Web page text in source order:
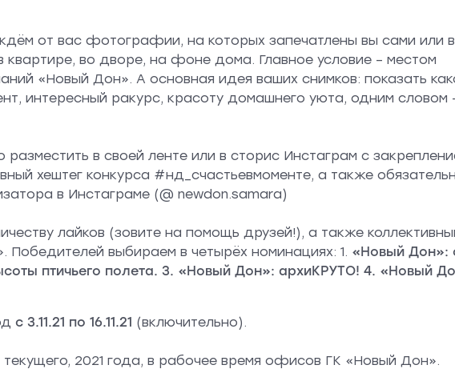
от вас фотографии, на которых запечатлены вы сами или
во дворе, на фоне дома. Главное условие – местом
«Новый Дон». А основная идея ваших снимков: показать
интересный ракурс, красоту домашнего уюта, одним словом
в своей ленте или в сторис Инстаграм с
хештег конкурса #нд_счастьевмоменте, а также
в Инстаграме (@ newdon.samara)
лайков (зовите на помощь друзей!), а также
выбираем в четырёх номинациях: 1. «Новый Дон»:
птичьего полета. 3. «Новый Дон»: архиКРУТО! 4. «Новый
с 3.11.21 по 16.11.21 (включительно).
2021 года, в рабочее время офисов ГК «Новый Дон».